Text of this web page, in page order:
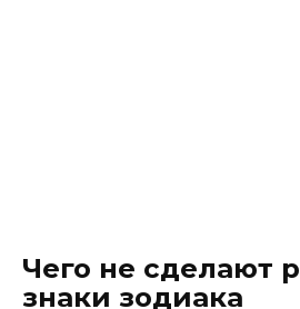
Чего не сделают
знаки зодиака